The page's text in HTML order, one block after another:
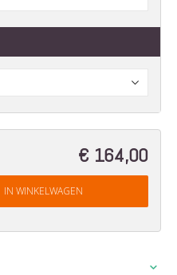
€ 164,00
IN WINKELWAGEN